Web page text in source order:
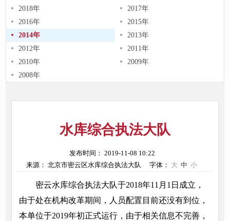
2018年
2017年
2016年
2015年
2014年
2013年
2012年
2011年
2010年
2009年
2008年
水库综合执法大队
发布时间： 2019-11-08 10:22
来源： 北京市密云区水库综合执法大队
字体： 大 中 小
密云水库综合执法大队于2018年11月1日成立，
由于处在机构改革期间，人员配置目前还没有到位，
本单位于2019年初正式运行，由于相关信息不完善，